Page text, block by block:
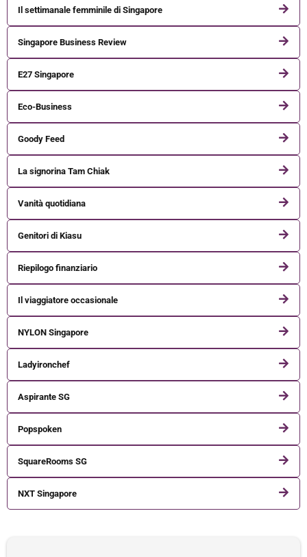
Il settimanale femminile di Singapore
Singapore Business Review
E27 Singapore
Eco-Business
Goody Feed
La signorina Tam Chiak
Vanità quotidiana
Genitori di Kiasu
Riepilogo finanziario
Il viaggiatore occasionale
NYLON Singapore
Ladyironchef
Aspirante SG
Popspoken
SquareRooms SG
NXT Singapore